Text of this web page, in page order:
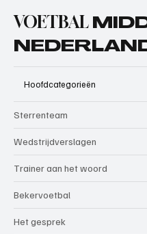
VOETBAL
Hoofdcategorieën
Sterrenteam
Wedstrijdverslagen
Trainer aan het woord
Bekervoetbal
Het gesprek